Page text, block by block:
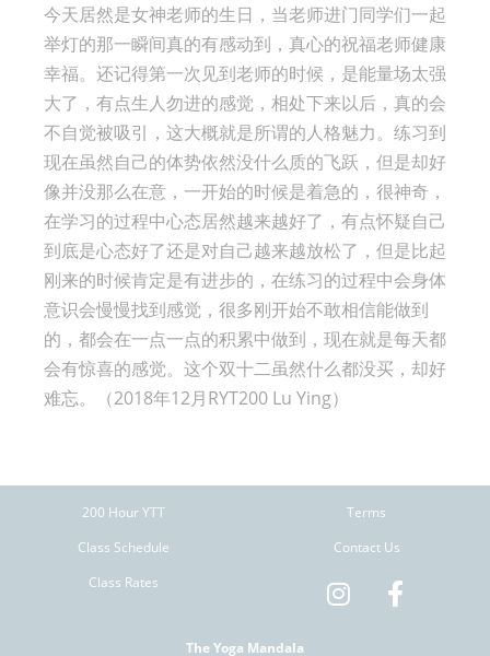
今天居然是女神老师的生日，当老师进门同学们一起
举灯的那一瞬间真的有感动到，真心的祝福老师健康
幸福。还记得第一次见到老师的时候，是能量场太强
大了，有点生人勿进的感觉，相处下来以后，真的会
不自觉被吸引，这大概就是所谓的人格魅力。练习到
现在虽然自己的体势依然没什么质的飞跃，但是却好
像并没那么在意，一开始的时候是着急的，很神奇，
在学习的过程中心态居然越来越好了，有点怀疑自己
到底是心态好了还是对自己越来越放松了，但是比起
刚来的时候肯定是有进步的，在练习的过程中会身体
意识会慢慢找到感觉，很多刚开始不敢相信能做到
的，都会在一点一点的积累中做到，现在就是每天都
会有惊喜的感觉。这个双十二虽然什么都没买，却好
难忘。（2018年12月RYT200 Lu Ying）
200 Hour YTT
Class Schedule
Class Rates
Terms
Contact Us
The Yoga Mandala